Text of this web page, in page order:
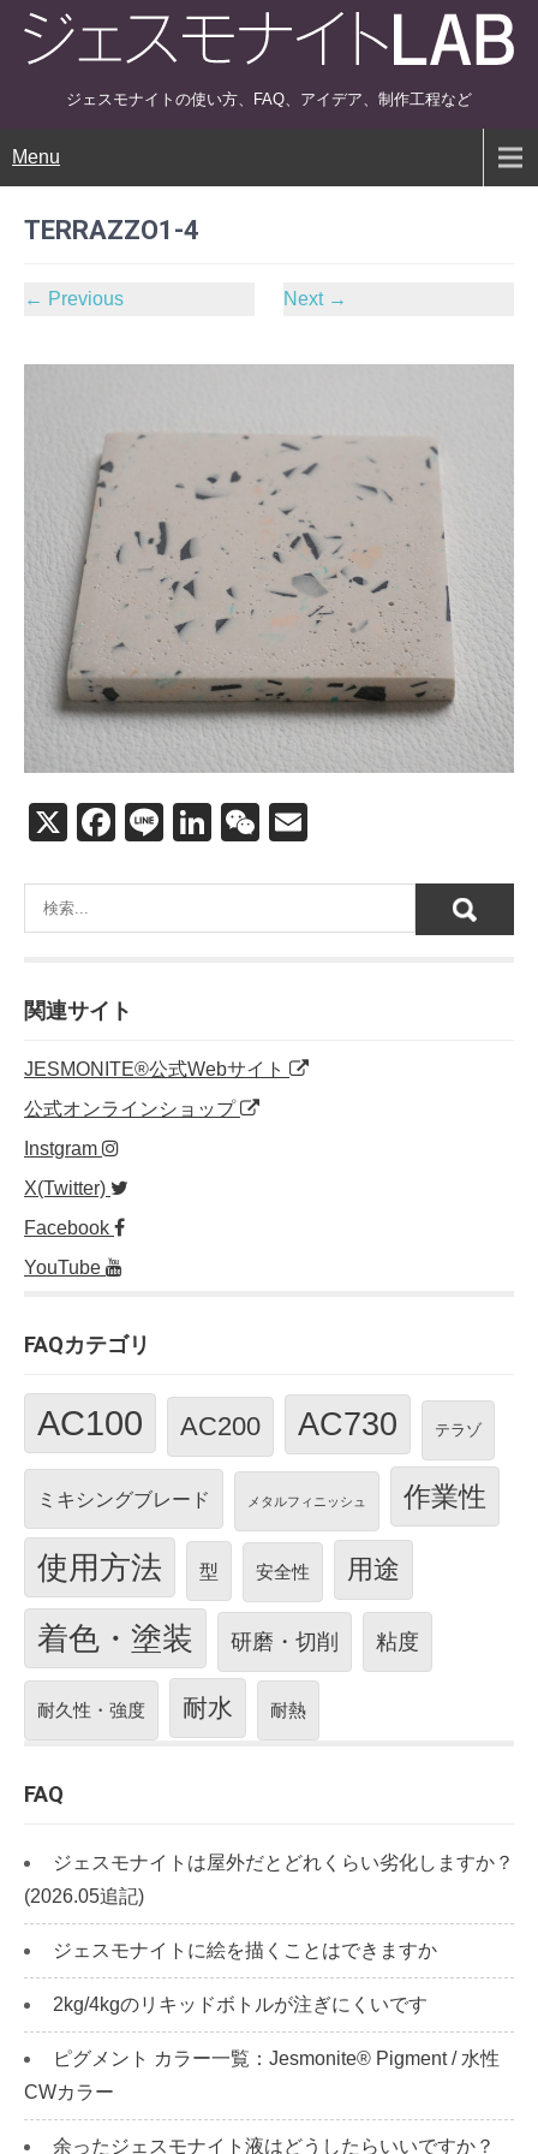
ジェスモナイトの使い方、FAQ、アイデア、制作工程など
Menu
TERRAZZO1-4
← Previous Next →
X
F
c
e
o
o
k
Li
e
Li
k
e
W
C
h
ail
関連サイト
JESMONITE®公式Webサイト
公式オンラインショップ
Instgram
X(Twitter)
Facebook
YouTube
FAQカテゴリ
AC100 AC200 AC730 テラゾ
ミキシングブレード メタルフィニッシュ 作業性
使用方法 型 安全性 用途
着色・塗装 研磨・切削 粘度
耐久性・強度 耐水 耐熱
FAQ
ジェスモナイトは屋外だとどれくらい劣化しますか？
(2026.05追記)
ジェスモナイトに絵を描くことはできますか
2kg/4kgのリキッドボトルが注ぎにくいです
ピグメント カラー一覧：Jesmonite® Pigment / 水性
CWカラー
余ったジェスモナイト液はどうしたらいいですか？